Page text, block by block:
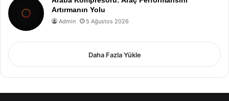
Artırmanın Yolu
Admin 5 Ağustos 2026
Daha Fazla Yükle